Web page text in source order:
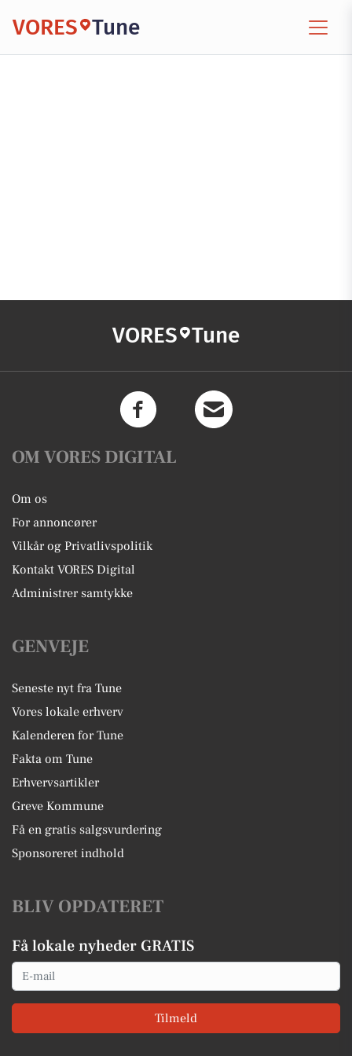
VORES Tune
VORES Tune
OM VORES DIGITAL
Om os
For annoncører
Vilkår og Privatlivspolitik
Kontakt VORES Digital
Administrer samtykke
GENVEJE
Seneste nyt fra Tune
Vores lokale erhverv
Kalenderen for Tune
Fakta om Tune
Erhvervsartikler
Greve Kommune
Få en gratis salgsvurdering
Sponsoreret indhold
BLIV OPDATERET
Få lokale nyheder GRATIS
Email
Tilmeld